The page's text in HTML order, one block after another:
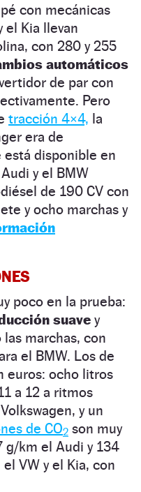
con mecánicas
el Kia llevan
con 280 y 255
automáticos
de par con
Pero
tracción 4×4, la
era de
disponible en
y el BMW
de 190 CV con
y ocho marchas y
poco en la prueba:
suave y
marchas, con
el BMW. Los de
euros: ocho litros
a 12 a ritmos
y un
de CO2 son muy
g/km el Audi y 134
VW y el Kia, con